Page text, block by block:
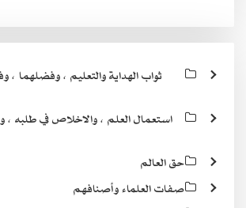
ثواب الهداية والتعليم ، وفضلهما ،
استعمال العلم ، والاخلاص في طلبه ،
حق العالم
صفات العلماء وأصنافهم